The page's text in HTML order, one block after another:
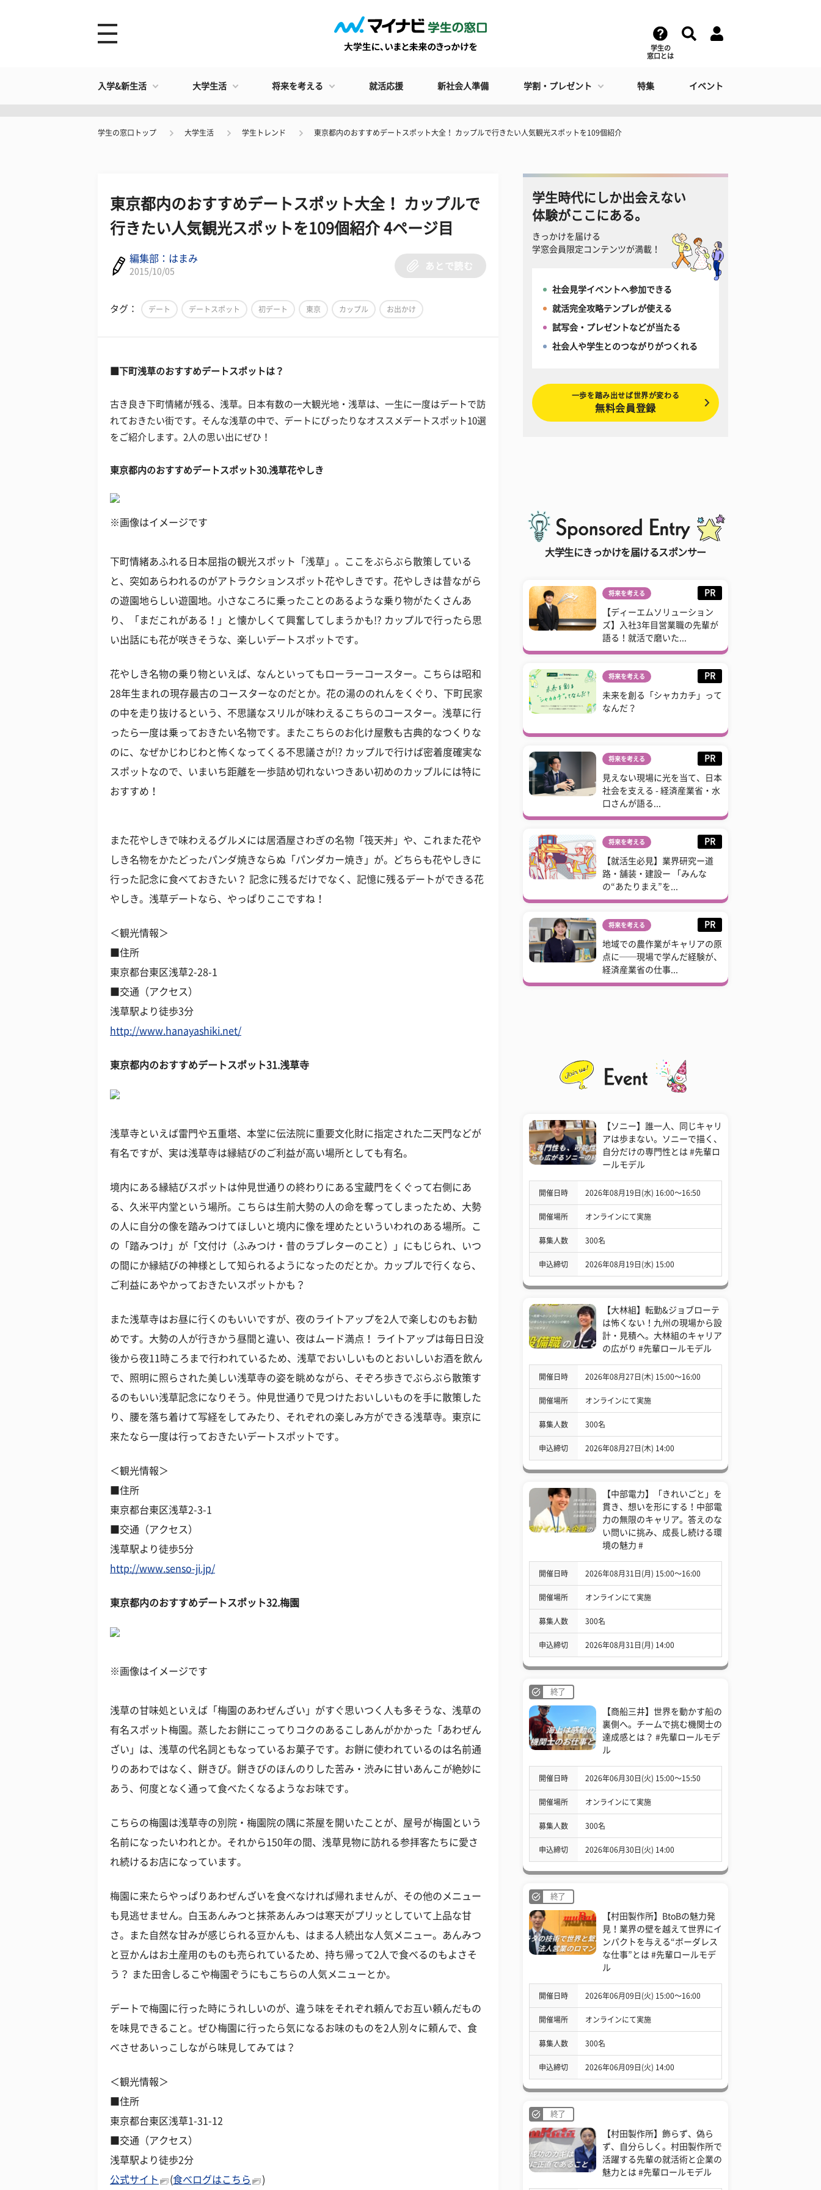
学生の
窓口とは
入学&新生活 大学生活 将来を考える 就活応援 新社会人準備 学割・プレゼント 特集 イベント
学生の窓口トップ 大学生活 学生トレンド 東京都内のおすすめデートスポット大全！ カップルで行きたい人気観光スポットを109個紹介
東京都内のおすすめデートスポット大全！ カップルで
行きたい人気観光スポットを109個紹介 4ページ目
編集部：はまみ
2015/10/05
あとで読む
タグ： デート デートスポット 初デート 東京 カップル お出かけ
■下町浅草のおすすめデートスポットは？
古き良き下町情緒が残る、浅草。日本有数の一大観光地・浅草は、一生に一度はデートで訪
れておきたい街です。そんな浅草の中で、デートにぴったりなオススメデートスポット10選
をご紹介します。2人の思い出にぜひ！
東京都内のおすすめデートスポット30.浅草花やしき
※画像はイメージです
下町情緒あふれる日本屈指の観光スポット「浅草」。ここをぶらぶら散策している
と、突如あらわれるのがアトラクションスポット花やしきです。花やしきは昔ながら
の遊園地らしい遊園地。小さなころに乗ったことのあるような乗り物がたくさんあ
り、「まだこれがある！」と懐かしくて興奮してしまうかも!? カップルで行ったら思
い出話にも花が咲きそうな、楽しいデートスポットです。
花やしき名物の乗り物といえば、なんといってもローラーコースター。こちらは昭和
28年生まれの現存最古のコースターなのだとか。花の湯ののれんをくぐり、下町民家
の中を走り抜けるという、不思議なスリルが味わえるこちらのコースター。浅草に行
ったら一度は乗っておきたい名物です。またこちらのお化け屋敷も古典的なつくりな
のに、なぜかじわじわと怖くなってくる不思議さが!? カップルで行けば密着度確実な
スポットなので、いまいち距離を一歩詰め切れないつきあい初めのカップルには特に
おすすめ！
また花やしきで味わえるグルメには居酒屋さわぎの名物「筏天丼」や、これまた花や
しき名物をかたどったパンダ焼きならぬ「パンダカー焼き」が。どちらも花やしきに
行った記念に食べておきたい？ 記念に残るだけでなく、記憶に残るデートができる花
やしき。浅草デートなら、やっぱりここですね！
＜観光情報＞
■住所
東京都台東区浅草2-28-1
■交通（アクセス）
浅草駅より徒歩3分
http://www.hanayashiki.net/
東京都内のおすすめデートスポット31.浅草寺
浅草寺といえば雷門や五重塔、本堂に伝法院に重要文化財に指定された二天門などが
有名ですが、実は浅草寺は縁結びのご利益が高い場所としても有名。
境内にある縁結びスポットは仲見世通りの終わりにある宝蔵門をくぐって右側にあ
る、久米平内堂という場所。こちらは生前大勢の人の命を奪ってしまったため、大勢
の人に自分の像を踏みつけてほしいと境内に像を埋めたといういわれのある場所。こ
の「踏みつけ」が「文付け（ふみつけ・昔のラブレターのこと）」にもじられ、いつ
の間にか縁結びの神様として知られるようになったのだとか。カップルで行くなら、
ご利益にあやかっておきたいスポットかも？
また浅草寺はお昼に行くのもいいですが、夜のライトアップを2人で楽しむのもお勧
めです。大勢の人が行きかう昼間と違い、夜はムード満点！ ライトアップは毎日日没
後から夜11時ころまで行われているため、浅草でおいしいものとおいしいお酒を飲ん
で、照明に照らされた美しい浅草寺の姿を眺めながら、そぞろ歩きでぶらぶら散策す
るのもいい浅草記念になりそう。仲見世通りで見つけたおいしいものを手に散策した
り、腰を落ち着けて写経をしてみたり、それぞれの楽しみ方ができる浅草寺。東京に
来たなら一度は行っておきたいデートスポットです。
＜観光情報＞
■住所
東京都台東区浅草2-3-1
■交通（アクセス）
浅草駅より徒歩5分
http://www.senso-ji.jp/
東京都内のおすすめデートスポット32.梅園
※画像はイメージです
浅草の甘味処といえば「梅園のあわぜんざい」がすぐ思いつく人も多そうな、浅草の
有名スポット梅園。蒸したお餅にこってりコクのあるこしあんがかかった「あわぜん
ざい」は、浅草の代名詞ともなっているお菓子です。お餅に使われているのは名前通
りのあわではなく、餅きび。餅きびのほんのりした苦み・渋みに甘いあんこが絶妙に
あう、何度となく通って食べたくなるようなお味です。
こちらの梅園は浅草寺の別院・梅園院の隅に茶屋を開いたことが、屋号が梅園という
名前になったいわれとか。それから150年の間、浅草見物に訪れる参拝客たちに愛さ
れ続けるお店になっています。
梅園に来たらやっぱりあわぜんざいを食べなければ帰れませんが、その他のメニュー
も見逃せません。白玉あんみつと抹茶あんみつは寒天がプリッとしていて上品な甘
さ。また自然な甘みが感じられる豆かんも、はまる人続出な人気メニュー。あんみつ
と豆かんはお土産用のものも売られているため、持ち帰って2人で食べるのもよさそ
う？ また田舎しるこや梅園ぞうにもこちらの人気メニューとか。
デートで梅園に行った時にうれしいのが、違う味をそれぞれ頼んでお互い頼んだもの
を味見できること。ぜひ梅園に行ったら気になるお味のものを2人別々に頼んで、食
べさせあいっこしながら味見してみては？
＜観光情報＞
■住所
東京都台東区浅草1-31-12
■交通（アクセス）
浅草駅より徒歩2分
公式サイト
(食べログはこちら )
学生時代にしか出会えない
体験がここにある。
きっかけを届ける
学窓会員限定コンテンツが満載！
社会見学イベントへ参加できる
就活完全攻略テンプレが使える
試写会・プレゼントなどが当たる
社会人や学生とのつながりがつくれる
一歩を踏み出せば世界が変わる
無料会員登録
大学生にきっかけを届けるスポンサー
将来を考える PR
【ディーエムソリューション
ズ】入社3年目営業職の先輩が
語る！就活で磨いた...
将来を考える PR
未来を創る「シャカカチ」って
なんだ？
将来を考える PR
見えない現場に光を当て、日本
社会を支える - 経済産業省・水
口さんが語る...
将来を考える PR
【就活生必見】業界研究ー道
路・舗装・建設ー 「みんな
の“あたりまえ”を...
将来を考える PR
地域での農作業がキャリアの原
点に──現場で学んだ経験が、
経済産業省の仕事...
【ソニー】誰一人、同じキャリ
アは歩まない。ソニーで描く、
自分だけの専門性とは #先輩ロ
ールモデル
開催日時 2026年08月19日(水) 16:00〜16:50
開催場所 オンラインにて実施
募集人数 300名
申込締切 2026年08月19日(水) 15:00
【大林組】転勤&ジョブローテ
は怖くない！九州の現場から設
計・見積へ。大林組のキャリア
の広がり #先輩ロールモデル
開催日時 2026年08月27日(木) 15:00〜16:00
開催場所 オンラインにて実施
募集人数 300名
申込締切 2026年08月27日(木) 14:00
【中部電力】「きれいごと」を
貫き、想いを形にする！中部電
力の無限のキャリア。答えのな
い問いに挑み、成長し続ける環
境の魅力 #
開催日時 2026年08月31日(月) 15:00〜16:00
開催場所 オンラインにて実施
募集人数 300名
申込締切 2026年08月31日(月) 14:00
終了
【商船三井】世界を動かす船の
裏側へ。チームで挑む機関士の
達成感とは？ #先輩ロールモデ
ル
開催日時 2026年06月30日(火) 15:00〜15:50
開催場所 オンラインにて実施
募集人数 300名
申込締切 2026年06月30日(火) 14:00
終了
【村田製作所】BtoBの魅力発
見！業界の壁を越えて世界にイ
ンパクトを与える“ボーダレス
な仕事”とは #先輩ロールモデ
ル
開催日時 2026年06月09日(火) 15:00〜16:00
開催場所 オンラインにて実施
募集人数 300名
申込締切 2026年06月09日(火) 14:00
終了
【村田製作所】飾らず、偽ら
ず、自分らしく。村田製作所で
活躍する先輩の就活術と企業の
魅力とは #先輩ロールモデル